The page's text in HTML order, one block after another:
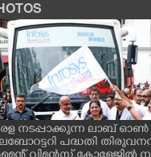
നടപ്പാക്കുന്ന ലാബ്
പദ്ധതി